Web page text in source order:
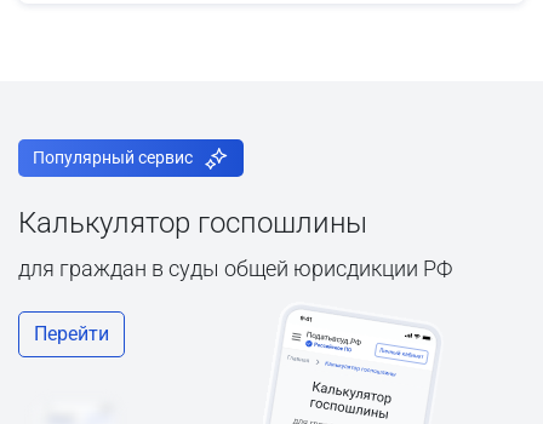
Популярный сервис
Калькулятор госпошлины
для граждан в суды общей юрисдикции РФ
Перейти